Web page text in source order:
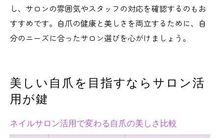
し、サロンの雰囲気やスタッフの対応を確認するのもお
すすめです。自爪の健康と美しさを両立するために、自
分のニーズに合ったサロン選びを心がけましょう。
美しい自爪を目指すならサロン活
用が鍵
ネイルサロン活用で変わる自爪の美しさ比較